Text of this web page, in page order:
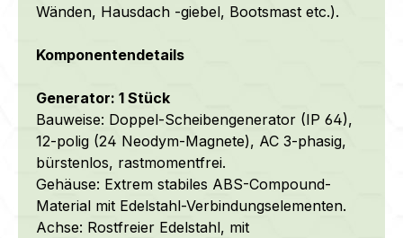
Wänden, Hausdach -giebel, Bootsmast etc.).
Komponentendetails
Generator: 1 Stück
Bauweise: Doppel-Scheibengenerator (IP 64),
12-polig (24 Neodym-Magnete), AC 3-phasig,
bürstenlos, rastmomentfrei.
Gehäuse: Extrem stabiles ABS-Compound-
Material mit Edelstahl-Verbindungselementen.
Achse: Rostfreier Edelstahl, mit